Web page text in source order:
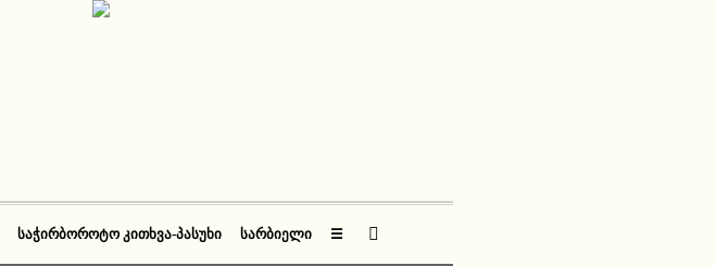
ᲡᲐᲭᲘᲠᲑᲝᲠᲝᲢᲝ ᲙᲘᲗᲮᲕᲐ-ᲞᲐᲡᲣᲮᲘ ᲡᲐᲠᲑᲘᲔᲚᲘ ☰